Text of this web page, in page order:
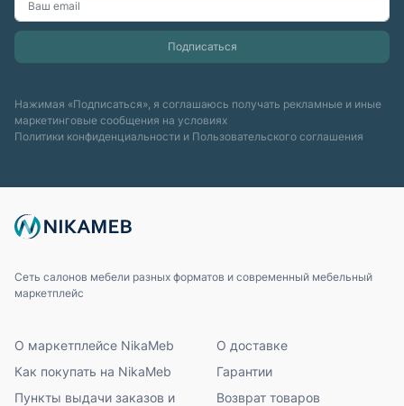
Нажимая «Подписаться», я соглашаюсь получать рекламные и иные
маркетинговые сообщения на условиях
Политики конфиденциальности и Пользовательского соглашения
Сеть салонов мебели разных форматов и современный мебельный
маркетплейс
О маркетплейсе NikaMeb
Как покупать на NikaMeb
Пункты выдачи заказов и
О доставке
Гарантии
Возврат товаров